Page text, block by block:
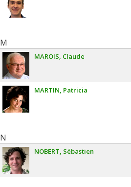
M
MAROIS Claude
MARTIN Patricia
N
NOBERT Sébastien